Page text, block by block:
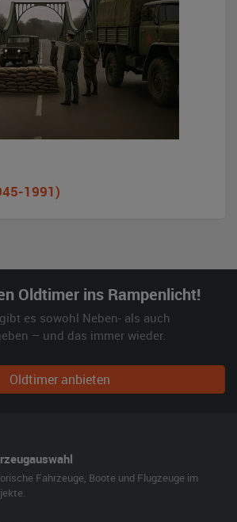
1991)
Oldtimer ins Rampenlicht!
es sowohl Neben- als auch
– und das immer wieder.
Oldtimer anbieten
Fahrzeuge, Boote und Flugzeuge im